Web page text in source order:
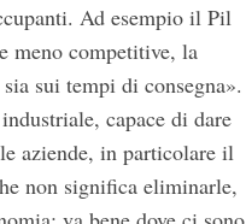
Ad esempio il Pil
meno competitive, la
sui tempi di consegna».
capace di dare
aziende, in particolare il
non significa eliminarle,